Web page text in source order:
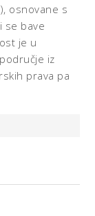
osnovane s
se bave
je u
iz
prava pa